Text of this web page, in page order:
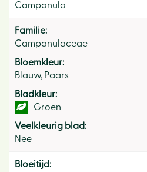
Campanula
Familie:
Campanulaceae
Bloemkleur:
Blauw, Paars
Bladkleur:
Groen
Veelkleurig blad:
Nee
Bloeitijd: